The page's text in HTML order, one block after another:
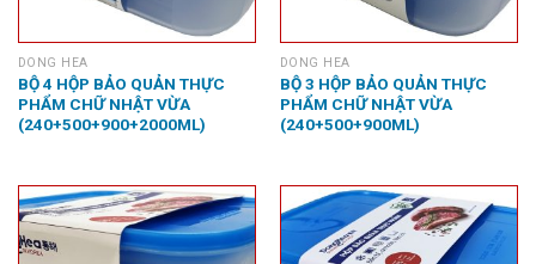
DONG HEA
BỘ 4 HỘP BẢO QUẢN THỰC
PHẨM CHỮ NHẬT VỪA
(240+500+900+2000ML)
DONG HEA
BỘ 3 HỘP BẢO QUẢN THỰC
PHẨM CHỮ NHẬT VỪA
(240+500+900ML)